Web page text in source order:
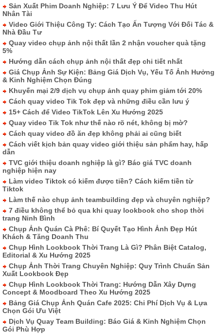
Sản Xuất Phim Doanh Nghiệp: 7 Lưu Ý Để Video Thu Hút
Nhân Tài
Video Giới Thiệu Công Ty: Cách Tạo Ấn Tượng Với Đối Tác &
Nhà Đầu Tư
Quay video chụp ảnh nội thất lần 2 nhận voucher quà tặng
5%
Hướng dẫn cách chụp ảnh nội thất đẹp chi tiết nhất
Giá Chụp Ảnh Sự Kiện: Bảng Giá Dịch Vụ, Yếu Tố Ảnh Hưởng
& Kinh Nghiệm Chọn Đúng
Khuyến mại 2/9 dịch vụ chụp ảnh quay phim giảm tới 20%
Cách quay video Tik Tok đẹp và những điều cần lưu ý
15+ Cách để Video TikTok Lên Xu Hướng 2025
Quay video Tik Tok như thế nào rõ nét, không bị mờ?
Cách quay video đồ ăn đẹp không phải ai cũng biết
Cách viết kịch bản quay video giới thiệu sản phẩm hay, hấp
dẫn
TVC giới thiệu doanh nghiệp là gì? Báo giá TVC doanh
nghiệp hiện nay
Làm video Tiktok có kiếm được tiền? Cách kiếm tiền từ
Tiktok
Làm thế nào chụp ảnh teambuilding đẹp và chuyên nghiệp?
7 điều không thể bỏ qua khi quay lookbook cho shop thời
trang Ninh Bình
Chụp Ảnh Quán Cà Phê: Bí Quyết Tạo Hình Ảnh Đẹp Hút
Khách & Tăng Doanh Thu
Chụp Hình Lookbook Thời Trang Là Gì? Phân Biệt Catalog,
Editorial & Xu Hướng 2025
Chụp Ảnh Thời Trang Chuyên Nghiệp: Quy Trình Chuẩn Sản
Xuất Lookbook Đẹp
Chụp Hình Lookbook Thời Trang: Hướng Dẫn Xây Dựng
Concept & Moodboard Theo Xu Hướng 2025
Bảng Giá Chụp Ảnh Quán Cafe 2025: Chi Phí Dịch Vụ & Lựa
Chọn Gói Ưu Việt
Dịch Vụ Quay Team Building: Báo Giá & Kinh Nghiệm Chọn
Gói Phù Hợp